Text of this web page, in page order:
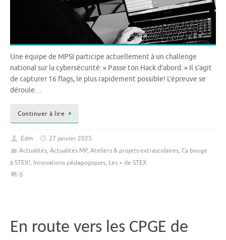
Une équipe de MPSI participe actuellement à un challenge
national sur la cybersécurité: « Passe ton Hack d’abord. » Il s’agit
de capturer 16 flags, le plus rapidement possible! L’épreuve se
déroule…
Continuer à lire
Edm
27 janvier 2025
Actualités, Actualités MP, Ateliers & projets extrascolaires, Ca bouge
à STEX!, Innovations pédagogiques, Les + de STEX
0
En route vers les CPGE de